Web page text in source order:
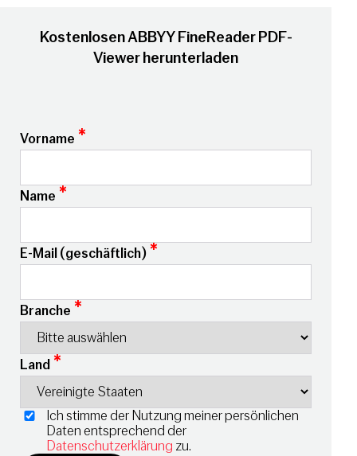
Kostenlosen ABBYY FineReader PDF-
Viewer herunterladen
Vorname *
Name *
E-Mail (geschäftlich)*
Branche *
Land *
Ich stimme der Nutzung meiner persönlichen
Daten entsprechend der
Datenschutzerklärung zu.